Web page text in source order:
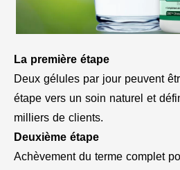
La première étape
Deux gélules par jour peuvent
étape vers un soin naturel et
milliers de clients.
Deuxième étape
Achèvement du terme complet